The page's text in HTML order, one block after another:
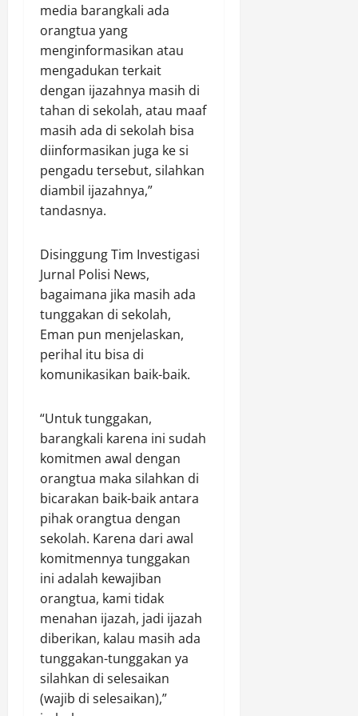
media barangkali ada
orangtua yang
menginformasikan atau
mengadukan terkait
dengan ijazahnya masih di
tahan di sekolah, atau maaf
masih ada di sekolah bisa
diinformasikan juga ke si
pengadu tersebut, silahkan
diambil ijazahnya,”
tandasnya.
Disinggung Tim Investigasi
Jurnal Polisi News,
bagaimana jika masih ada
tunggakan di sekolah,
Eman pun menjelaskan,
perihal itu bisa di
komunikasikan baik-baik.
“Untuk tunggakan,
barangkali karena ini sudah
komitmen awal dengan
orangtua maka silahkan di
bicarakan baik-baik antara
pihak orangtua dengan
sekolah. Karena dari awal
komitmennya tunggakan
ini adalah kewajiban
orangtua, kami tidak
menahan ijazah, jadi ijazah
diberikan, kalau masih ada
tunggakan-tunggakan ya
silahkan di selesaikan
(wajib di selesaikan),”